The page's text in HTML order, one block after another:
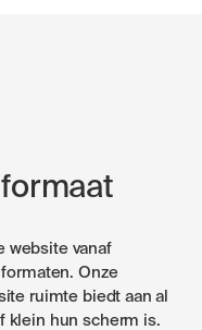
website vanaf
Onze
ruimte biedt aan al
klein hun scherm is.